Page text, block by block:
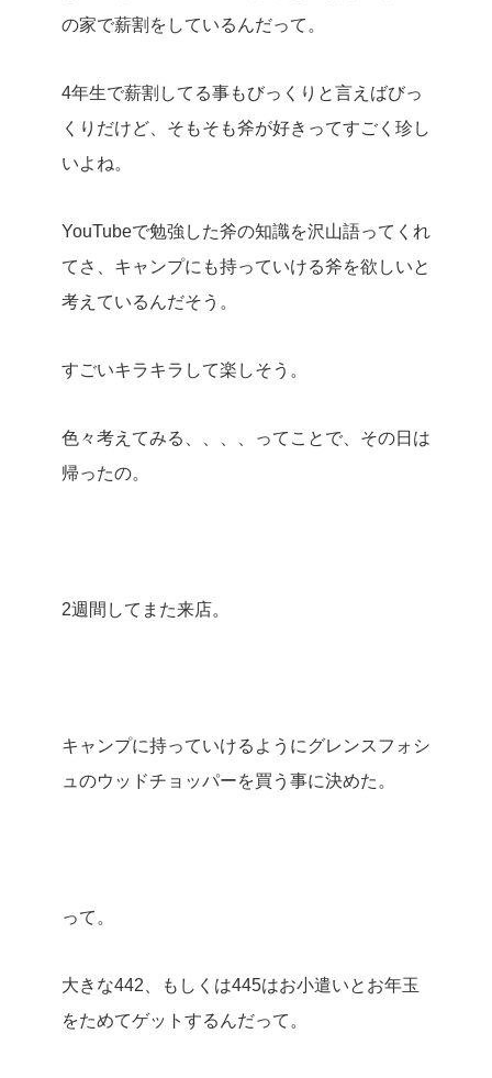
の家で薪割をしているんだって。
4年生で薪割してる事もびっくりと言えばびっ
くりだけど、そもそも斧が好きってすごく珍し
いよね。
YouTubeで勉強した斧の知識を沢山語ってくれ
てさ、キャンプにも持っていける斧を欲しいと
考えているんだそう。
すごいキラキラして楽しそう。
色々考えてみる、、、、ってことで、その日は
帰ったの。
2週間してまた来店。
キャンプに持っていけるようにグレンスフォシ
ュのウッドチョッパーを買う事に決めた。
って。
大きな442、もしくは445はお小遣いとお年玉
をためてゲットするんだって。